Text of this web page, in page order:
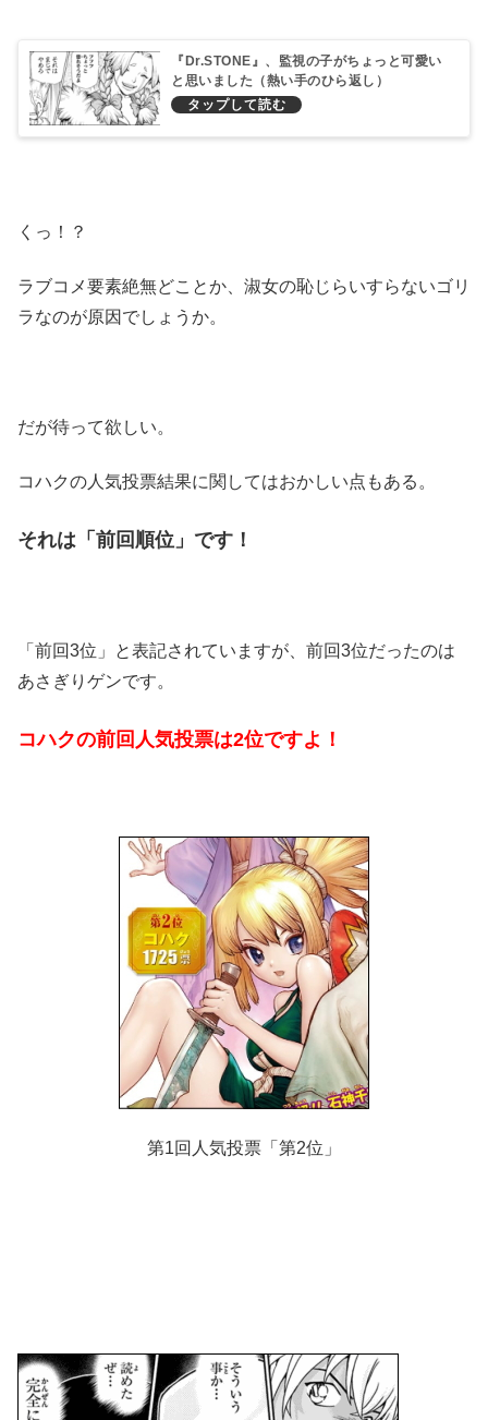
『Dr.STONE』、監視の子がちょっと可愛い
と思いました（熱い手のひら返し）
くっ！？
ラブコメ要素絶無どことか、淑女の恥じらいすらないゴリ
ラなのが原因でしょうか。
だが待って欲しい。
コハクの人気投票結果に関してはおかしい点もある。
それは「前回順位」です！
「前回3位」と表記されていますが、前回3位だったのは
あさぎりゲンです。
コハクの前回人気投票は2位ですよ！
第1回人気投票「第2位」